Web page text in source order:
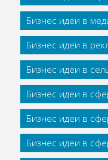
Бизнес идеи в
Бизнес идеи в
Бизнес идеи в
Бизнес идеи в
Бизнес идеи в
Бизнес идеи в